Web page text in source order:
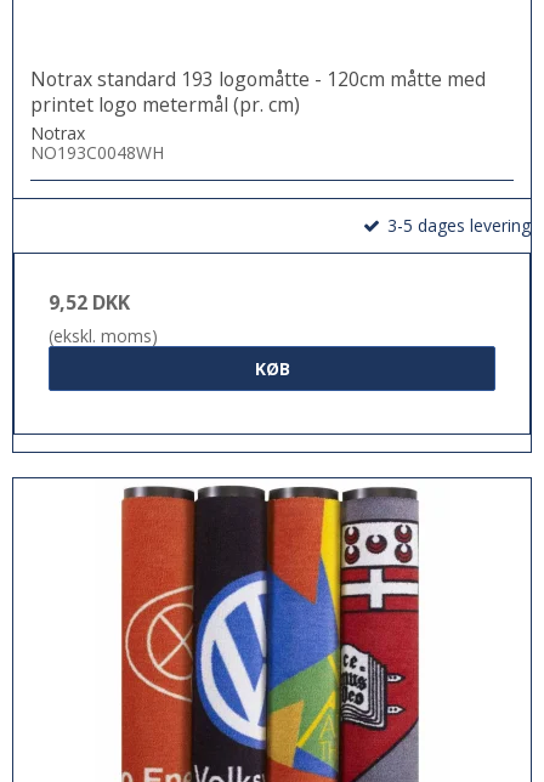
Notrax standard 193 logomåtte - 120cm måtte med
printet logo metermål (pr. cm)
Notrax
NO193C0048WH
3-5 dages levering
9,52 DKK
(ekskl. moms)
KØB